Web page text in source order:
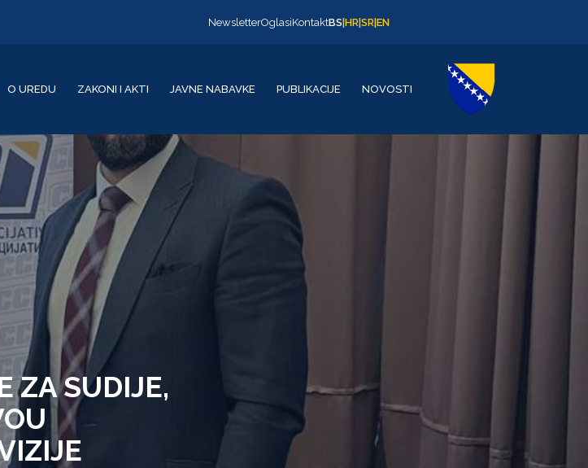
NewsletterOglasiKontaktBS HR SR EN
O UREDU ZAKONI I AKTI JAVNE NABAVKE PUBLIKACIJE NOVOSTI
ZA SUDIJE,